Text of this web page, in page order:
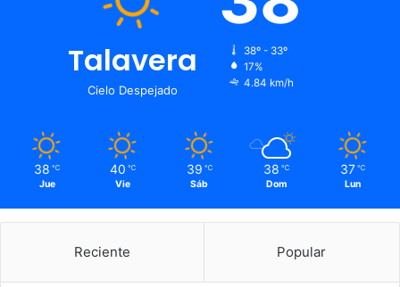
Talavera
Cielo Despejado
38º - 33º
17%
4.84 km/h
38 ℃
Jue
40 ℃
Vie
39 ℃
Sáb
38 ℃
Dom
37 ℃
Lun
Reciente Popular